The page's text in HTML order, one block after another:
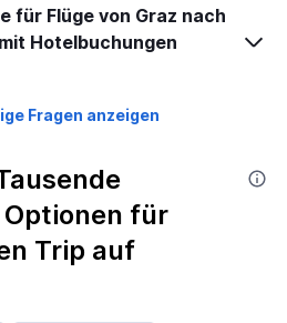
für Flüge von Graz nach
Hotelbuchungen
Fragen anzeigen
für
Trip auf